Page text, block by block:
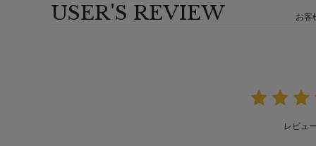
USER'S REVIEW お客
レビュ